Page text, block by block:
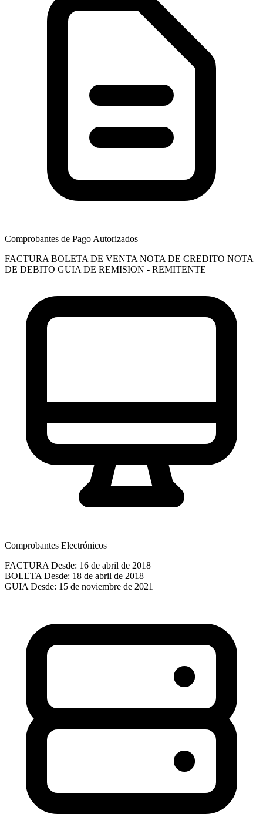
Comprobantes de Pago Autorizados
FACTURA BOLETA DE VENTA NOTA DE CREDITO NOTA
DE DEBITO GUIA DE REMISION - REMITENTE
Comprobantes Electrónicos
FACTURA Desde: 16 de abril de 2018
BOLETA Desde: 18 de abril de 2018
GUIA Desde: 15 de noviembre de 2021